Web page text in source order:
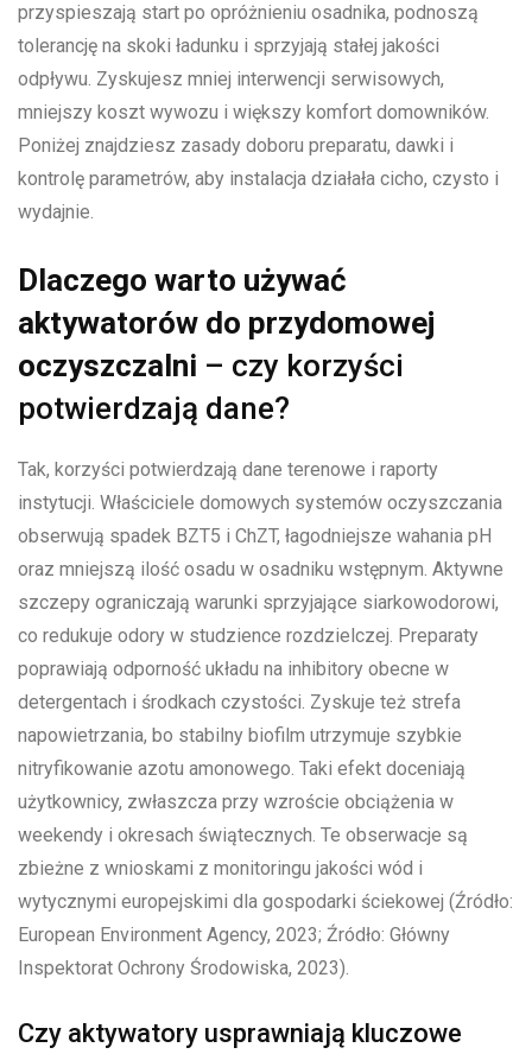
przyspieszają start po opróżnieniu osadnika, podnoszą
tolerancję na skoki ładunku i sprzyjają stałej jakości
odpływu. Zyskujesz mniej interwencji serwisowych,
mniejszy koszt wywozu i większy komfort domowników.
Poniżej znajdziesz zasady doboru preparatu, dawki i
kontrolę parametrów, aby instalacja działała cicho, czysto i
wydajnie.
Dlaczego warto używać
aktywatorów do przydomowej
oczyszczalni – czy korzyści
potwierdzają dane?
Tak, korzyści potwierdzają dane terenowe i raporty
instytucji. Właściciele domowych systemów oczyszczania
obserwują spadek BZT5 i ChZT, łagodniejsze wahania pH
oraz mniejszą ilość osadu w osadniku wstępnym. Aktywne
szczepy ograniczają warunki sprzyjające siarkowodorowi,
co redukuje odory w studzience rozdzielczej. Preparaty
poprawiają odporność układu na inhibitory obecne w
detergentach i środkach czystości. Zyskuje też strefa
napowietrzania, bo stabilny biofilm utrzymuje szybkie
nitryfikowanie azotu amonowego. Taki efekt doceniają
użytkownicy, zwłaszcza przy wzroście obciążenia w
weekendy i okresach świątecznych. Te obserwacje są
zbieżne z wnioskami z monitoringu jakości wód i
wytycznymi europejskimi dla gospodarki ściekowej (Źródło:
European Environment Agency, 2023; Źródło: Główny
Inspektorat Ochrony Środowiska, 2023).
Czy aktywatory usprawniają kluczowe